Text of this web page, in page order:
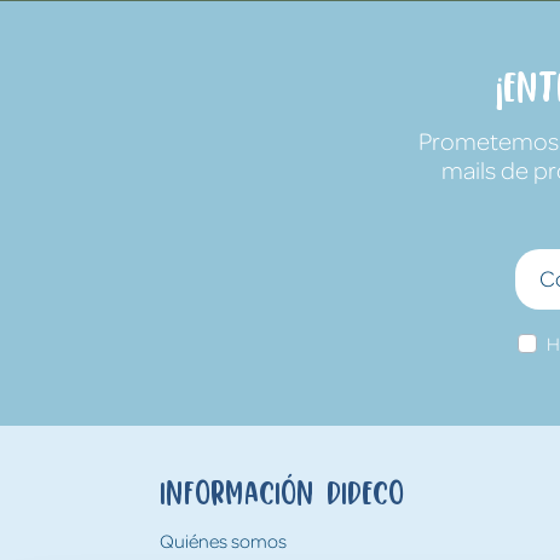
mails de
Información Dideco
Quiénes somos